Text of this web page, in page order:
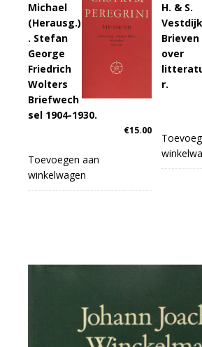
Michael
(Herausg.)
. Stefan
George
Friedrich
Wolters
Briefwech
sel 1904-1930.
€15.00
Toevoegen aan
winkelwagen
H. & S.
Brieven
over
r.